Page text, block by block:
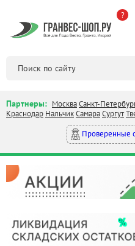
?
Партнеры: МоскваСанкт-
Краснодар НальчикСамараСургут
Проверенные